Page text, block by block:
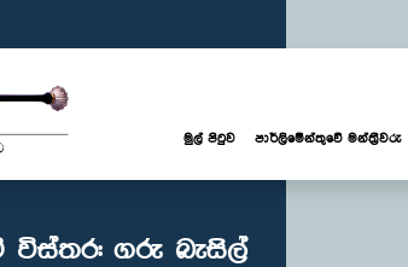
මුල් පිටුව පාර්ලි‌මේන්තුවේ මන්ත්‍රීවරු
විස්තර: ගරු බැසිල්